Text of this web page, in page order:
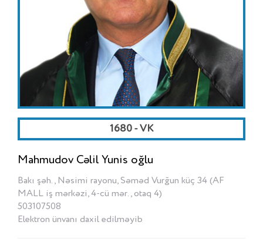
1680 - VK
Mahmudov Cəlil Yunis oğlu
Bakı şəh., Nəsimi rayonu, Səməd Vurğun küç 34 (AF
MALL iş mərkəzi, 4-cü mər., otaq 4)
503107508
Elektron ünvanı daxil edilməyib